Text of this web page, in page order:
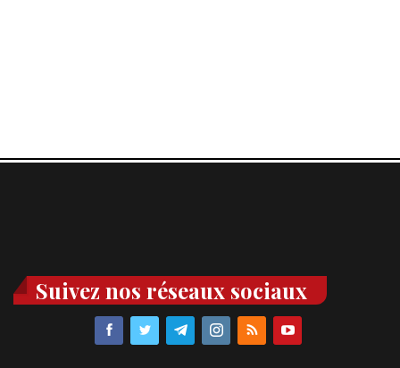
Suivez nos réseaux sociaux